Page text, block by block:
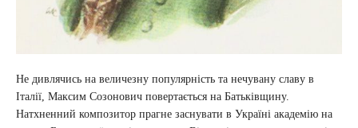
Не дивлячись на величезну популярність та нечувану славу в
Італії, Максим Созонович повертається на Батьківщину.
Натхненний композитор прагне заснувати в Україні академію на